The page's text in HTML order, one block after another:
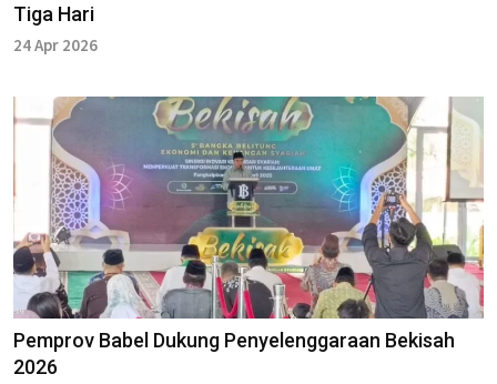
Tiga Hari
24 Apr 2026
Pemprov Babel Dukung Penyelenggaraan Bekisah
2026